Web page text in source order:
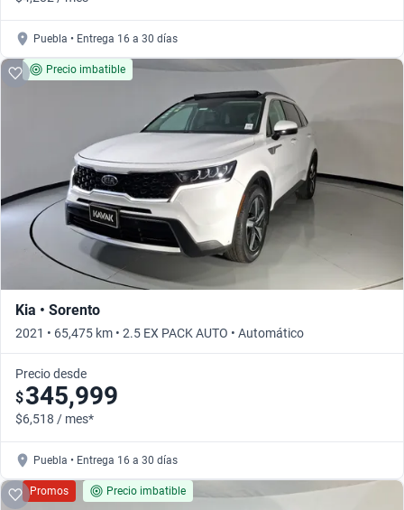
Puebla • Entrega 16 a 30 días
Precio imbatible
Kia • Sorento
2021 • 65,475 km • 2.5 EX PACK AUTO • Automático
Precio desde
$345,999
$6,518 / mes*
Puebla • Entrega 16 a 30 días
Promos Precio imbatible